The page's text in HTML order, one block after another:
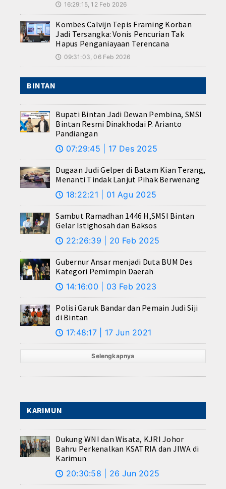
🕔 16:29:15, 12 Feb 2026
Kombes Calvijn Tepis Framing Korban
Jadi Tersangka: Vonis Pencurian Tak
Hapus Penganiayaan Terencana
🕔 09:31:03, 06 Feb 2026
BINTAN
Bupati Bintan Jadi Dewan Pembina, SMSI
Bintan Resmi Dinakhodai P. Arianto
Pandiangan
🕔 07:29:45 | 17 Des 2025
Dugaan Judi Gelper di Batam Kian Terang,
Menanti Tindak Lanjut Pihak Berwenang
🕔 18:22:21 | 01 Agu 2025
Sambut Ramadhan 1446 H,SMSI Bintan
Gelar Istighosah dan Baksos
🕔 22:26:39 | 20 Feb 2025
Gubernur Ansar menjadi Duta BUM Des
Kategori Pemimpin Daerah
🕔 14:16:00 | 03 Feb 2023
Polisi Garuk Bandar dan Pemain Judi Siji
di Bintan
🕔 17:48:17 | 17 Jun 2021
Selengkapnya
KARIMUN
Dukung WNI dan Wisata, KJRI Johor
Bahru Perkenalkan KSATRIA dan JIWA di
Karimun
🕔 20:30:58 | 26 Jun 2025